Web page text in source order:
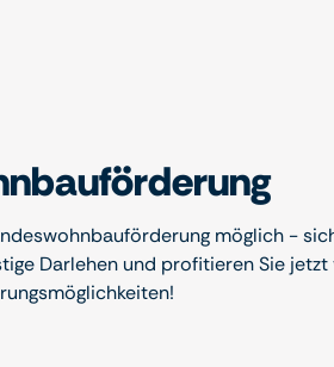
möglich -
Darlehen und profitieren Sie